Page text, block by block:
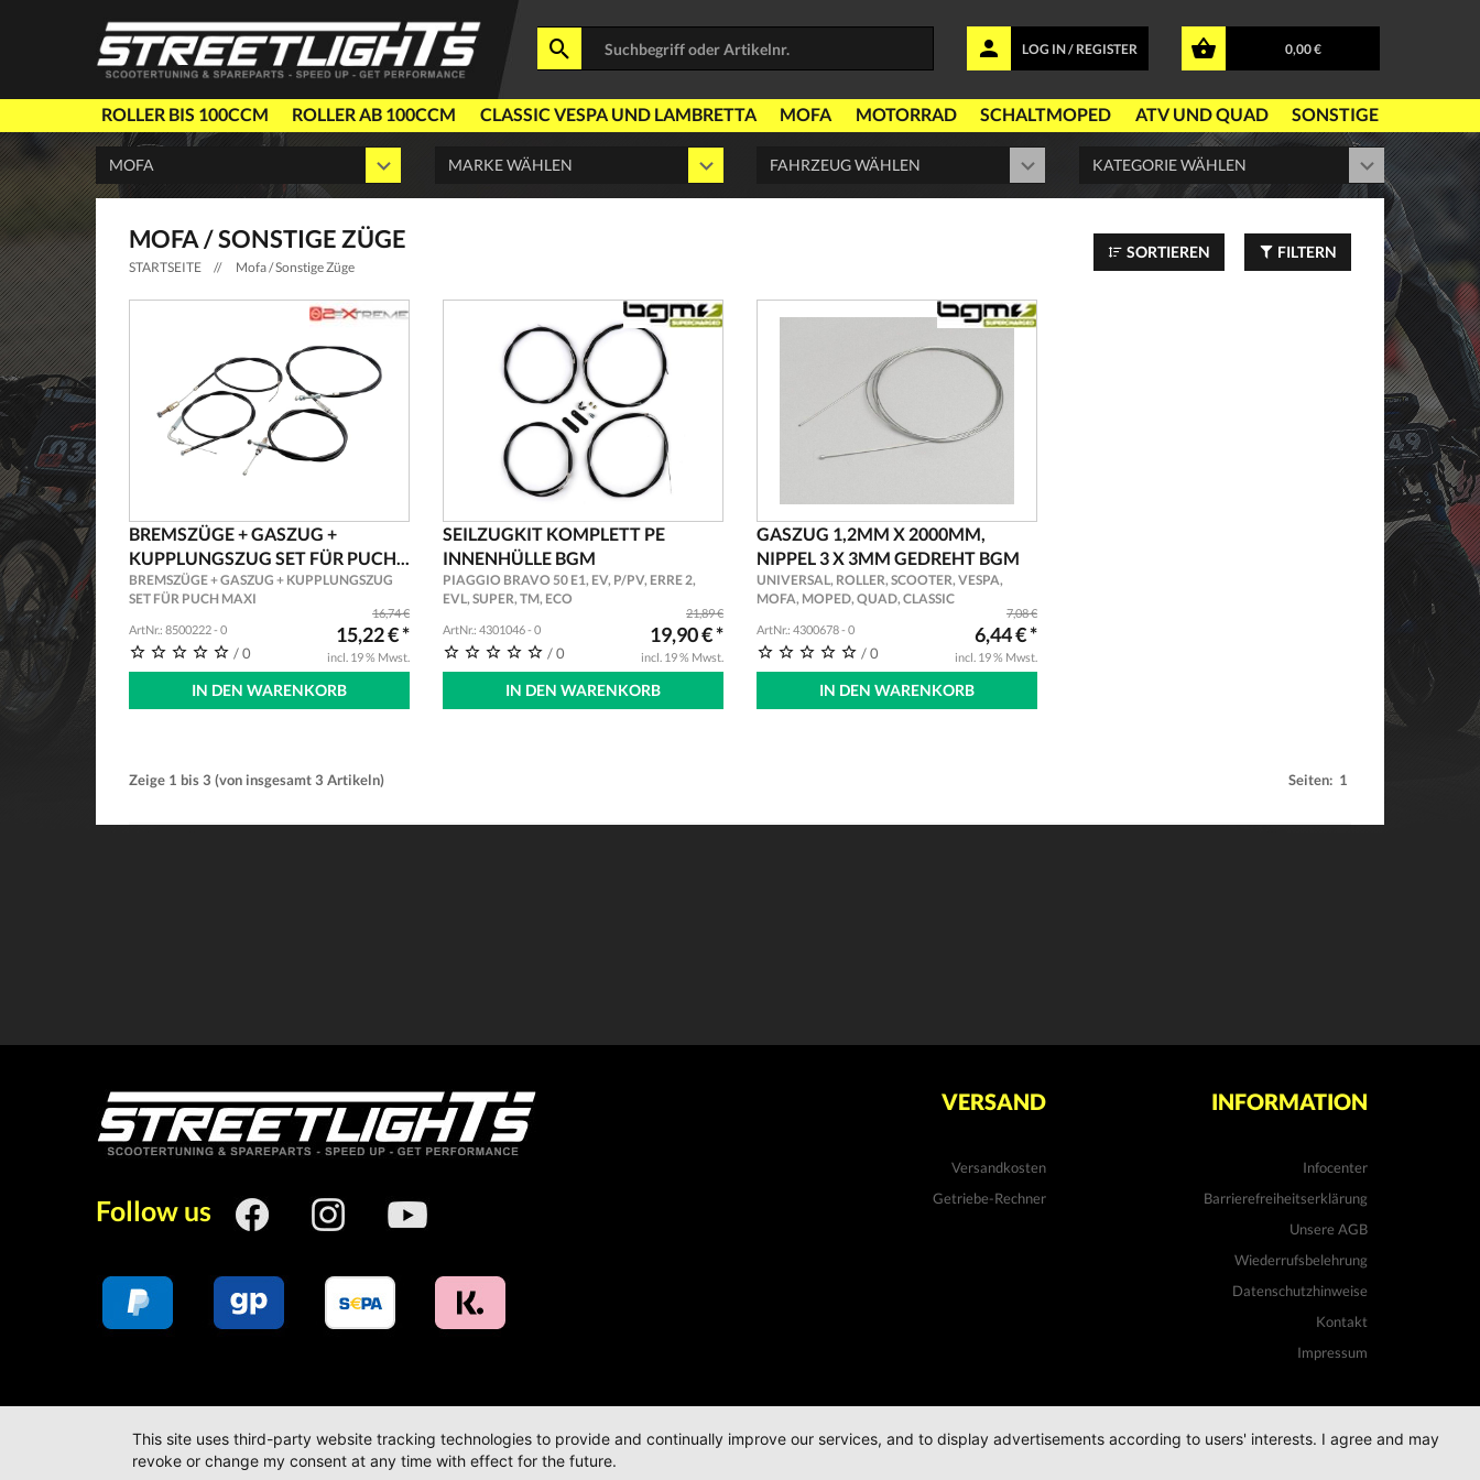
LOG IN / REGISTER 0,00 €
ROLLER BIS 100CCM ROLLER AB 100CCM CLASSIC VESPA UND LAMBRETTA MOFA MOTORRAD SCHALTMOPED ATV UND QUAD SONSTIGE
MOFA / SONSTIGE ZÜGE
STARTSEITE // Mofa / Sonstige Züge
SORTIEREN FILTERN
BREMSZÜGE + GASZUG +
KUPPLUNGSZUG SET FÜR PUCH...
BREMSZÜGE + GASZUG + KUPPLUNGSZUG
SET FÜR PUCH MAXI
ArtNr.: 8500222 - 0
/ 0
16,74 €
15,22 € *
incl. 19 % Mwst.
IN DEN WARENKORB
SEILZUGKIT KOMPLETT PE
INNENHÜLLE BGM
PIAGGIO BRAVO 50 E1, EV, P/PV, ERRE 2,
EVL, SUPER, TM, ECO
ArtNr.: 4301046 - 0
/ 0
21,89 €
19,90 € *
incl. 19 % Mwst.
IN DEN WARENKORB
GASZUG 1,2MM X 2000MM,
NIPPEL 3 X 3MM GEDREHT BGM
UNIVERSAL, ROLLER, SCOOTER, VESPA,
MOFA, MOPED, QUAD, CLASSIC
ArtNr.: 4300678 - 0
/ 0
7,08 €
6,44 € *
incl. 19 % Mwst.
IN DEN WARENKORB
Zeige 1 bis3 (von insgesamt3 Artikeln) Seiten: 1
Follow us
VERSAND
Versandkosten
Getriebe-Rechner
INFORMATION
Infocenter
Barrierefreiheitserklärung
Unsere AGB
Wiederrufsbelehrung
Datenschutzhinweise
Kontakt
Impressum
This site uses third-party website tracking technologies to provide and continually improve our services, and to display advertisements according to users' interests. I agree and may
revoke or change my consent at any time with effect for the future.